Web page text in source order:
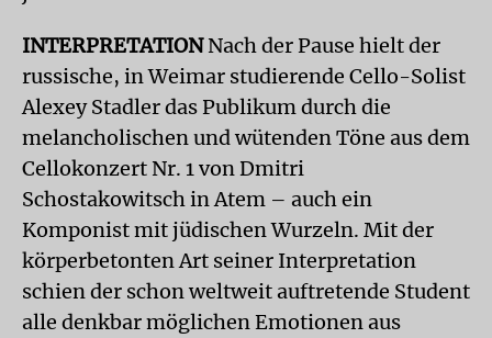
INTERPRETATIONNach der Pause hielt der
russische, in Weimar studierende Cello-Solist
Alexey Stadler das Publikum durch die
melancholischen und wütenden Töne aus dem
Cellokonzert Nr. 1 von Dmitri
Schostakowitsch in Atem – auch ein
Komponist mit jüdischen Wurzeln. Mit der
körperbetonten Art seiner Interpretation
schien der schon weltweit auftretende Student
alle denkbar möglichen Emotionen aus